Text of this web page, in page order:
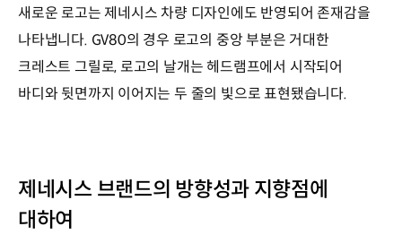
새로운 로고는 제네시스 차량 디자인에도 반영되어 존재감을
나타냅니다. GV80의 경우 로고의 중앙 부분은 거대한
크레스트 그릴로, 로고의 날개는 헤드램프에서 시작되어
바디와 뒷면까지 이어지는 두 줄의 빛으로 표현됐습니다.
제네시스 브랜드의 방향성과 지향점에
대하여